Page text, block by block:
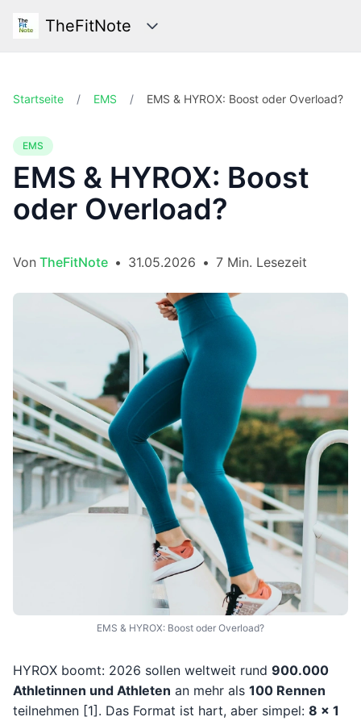
TheFitNote Kategorien
Startseite / EMS / EMS & HYROX: Boost oder Overload?
EMS
EMS & HYROX: Boost
oder Overload?
Von TheFitNote • 31.05.2026 • 7 Min. Lesezeit
EMS & HYROX: Boost oder Overload?
HYROX boomt: 2026 sollen weltweit rund 900.000
Athletinnen und Athleten an mehr als 100 Rennen
teilnehmen [1]. Das Format ist hart, aber simpel: 8 x 1